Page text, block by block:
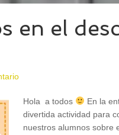
en el
Hola a todos
En la
divertida actividad para
nuestros alumnos sobre